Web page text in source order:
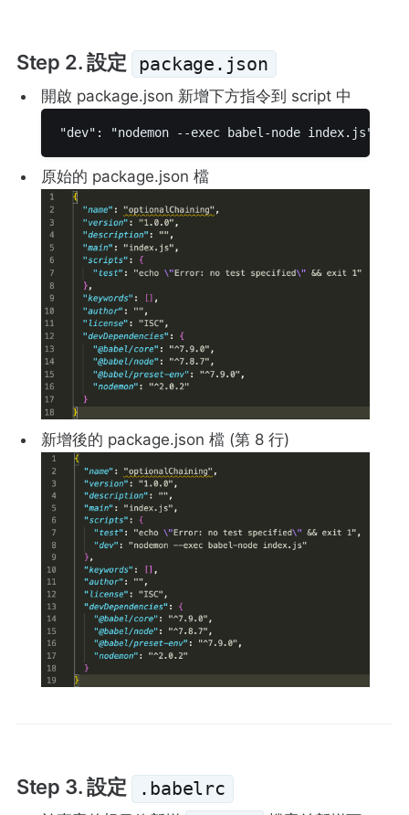
Step 2. 設定 package.json
開啟 package.json 新增下方指令到 script 中
"dev": "nodemon --exec babel-node index.js"
原始的 package.json 檔
新增後的 package.json 檔 (第 8 行)
Step 3. 設定 .babelrc